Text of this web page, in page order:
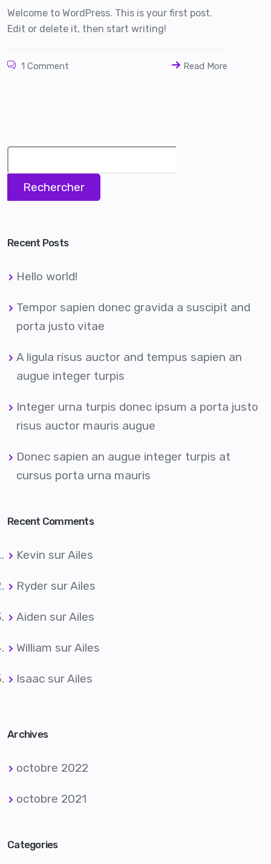
Welcome to WordPress. This is your first post.
Edit or delete it, then start writing!
1 Comment Read More
Rechercher
Recent Posts
Hello world!
Tempor sapien donec gravida a suscipit and
porta justo vitae
A ligula risus auctor and tempus sapien an
augue integer turpis
Integer urna turpis donec ipsum a porta justo
risus auctor mauris augue
Donec sapien an augue integer turpis at
cursus porta urna mauris
Recent Comments
Kevin surAiles
Ryder surAiles
Aiden surAiles
William surAiles
Isaac surAiles
Archives
octobre 2022
octobre 2021
Categories